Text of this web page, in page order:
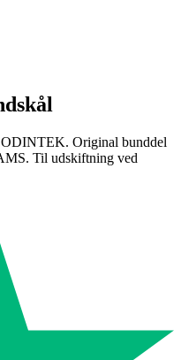
Original bunddel
Til udskiftning ved